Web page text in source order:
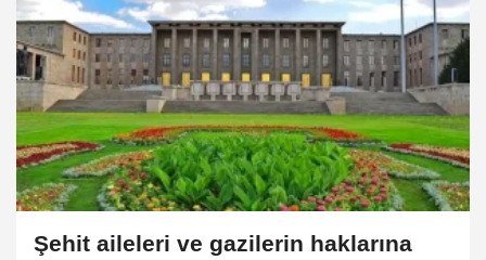
Şehit aileleri ve gazilerin haklarına